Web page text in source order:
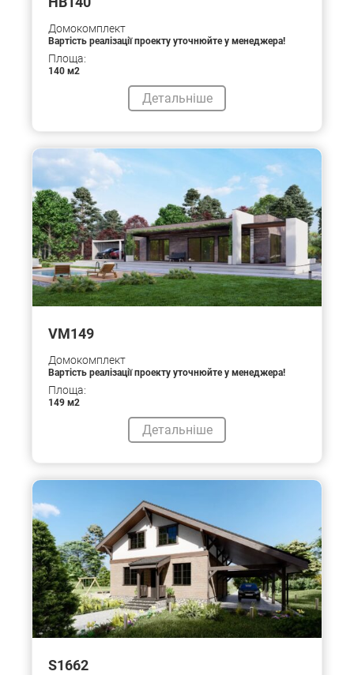
Домокомплект
Вартість реалізації проекту уточнюйте у менеджера!
Площа:
140 м2
Детальніше
VM149
Домокомплект
Вартість реалізації проекту уточнюйте у менеджера!
Площа:
149 м2
Детальніше
S1662